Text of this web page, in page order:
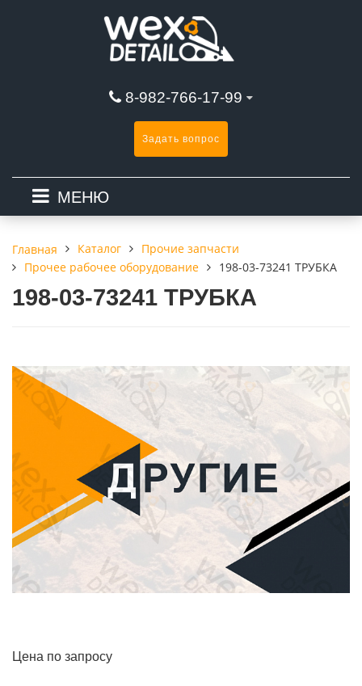
8-982-766-17-99
Задать вопрос
МЕНЮ
Главная Каталог
Прочие запчасти
Прочее рабочее оборудование
198-03-73241 ТРУБКА
198-03-73241 ТРУБКА
Цена по запросу